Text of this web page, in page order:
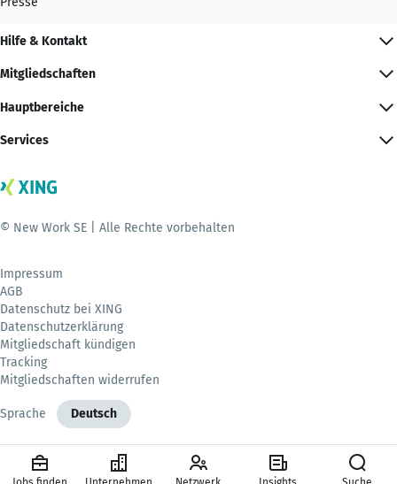
Hilfe & Kontakt
Mitgliedschaften
Hauptbereiche
Services
© New Work SE | Alle Rechte vorbehalten
Impressum
AGB
Datenschutz bei XING
Datenschutzerklärung
Mitgliedschaft kündigen
Tracking
Mitgliedschaften widerrufen
Sprache Deutsch